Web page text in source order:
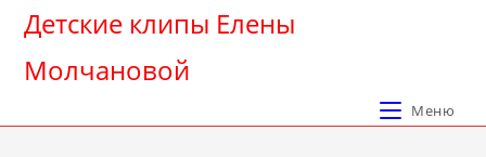
Перейти
содержимому
Детские клипы Елены
Молчановой
Меню